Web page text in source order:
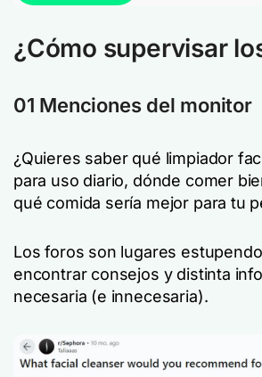
¿Cómo supervisar
01 Menciones del monitor
¿Quieres saber qué limpiador
para uso diario, dónde comer
qué comida sería mejor para tu
Los foros son lugares
encontrar consejos y distinta
necesaria (e innecesaria).